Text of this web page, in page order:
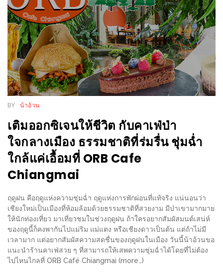
รับ
ประทาน
บุฟเฟ่ต์
ฟรี
ที่
LE
CRYSTAL
ฟรี
2
ท่าน
รับ
GIFT
VOUCHER
รับ
ประทาน
อาหาร
BY น้าอ้วน
เติมออกซิเจนให้ชีวิต กับคาเฟ่ป่า
ใจกลางเมือง ธรรมชาติที่ร่มรื่น ชุ่มฉ่ำ
ใกล้แค่เอื้อมที่ ORB Cafe
Chiangmai
ฤดูฝน คือฤดูแห่งความชุ่มฉ่ำ ฤดูแห่งการพักผ่อนที่แท้จริง แน่นอนว่า
เชียงใหม่เป็นเมืองที่ห้อมล้อมด้วยธรรมชาติที่สวยงาม มีป่าเขามากมาย
ให้นักท่องเที่ยว มาเที่ยวชมในช่วงฤดูฝน ถ้าใครอยากสัมผัสมนต์เสน่ห์
ของฤดูนี้ก็คงพากันไปแม่ริม แม่แตง หรือเชียงดาวเป็นต้น แต่ถ้าไม่มี
เวลามาก แต่อยากสัมผัสความสดชื่นของฤดูฝนในเมือง วันนี้น้าอ้วนขอ
แนะนำร้านคาเฟ่สวย ๆ ที่สามารถให้เสพความชุ่มฉ่ำได้โดยที่ไม่ต้อง
ไปไหนไกลที่ ORB Café Chiangmai (more…)